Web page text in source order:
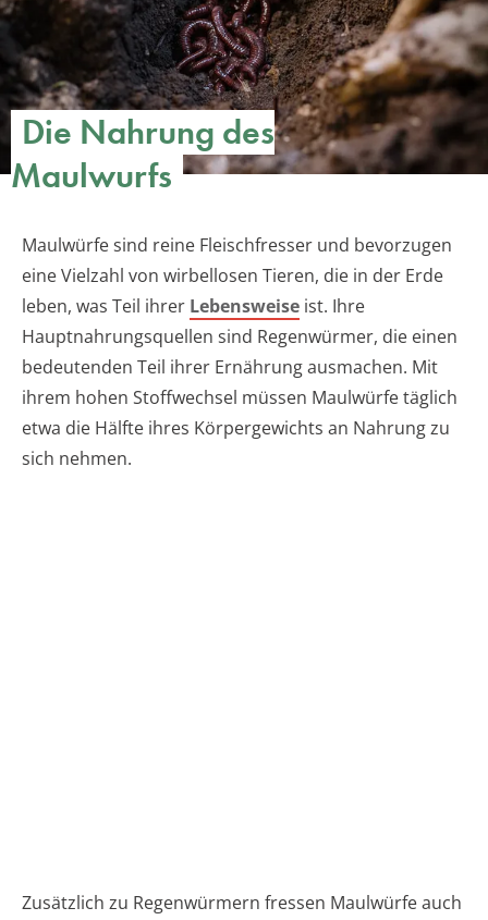
Die Nahrung des
Maulwurfs
Maulwürfe sind reine Fleischfresser und bevorzugen
eine Vielzahl von wirbellosen Tieren, die in der Erde
leben, was Teil ihrer Lebensweise ist. Ihre
Hauptnahrungsquellen sind Regenwürmer, die einen
bedeutenden Teil ihrer Ernährung ausmachen. Mit
ihrem hohen Stoffwechsel müssen Maulwürfe täglich
etwa die Hälfte ihres Körpergewichts an Nahrung zu
sich nehmen.
Zusätzlich zu Regenwürmern fressen Maulwürfe auch